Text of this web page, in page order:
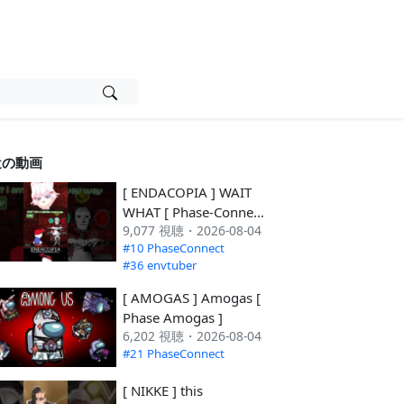
動画
[ ENDACOPIA ] WAIT
WHAT [ Phase-Connect
]
9,077 視聴・2026-08-04
#10 PhaseConnect
#36 envtuber
[ AMOGAS ] Amogas [
Phase Amogas ]
6,202 視聴・2026-08-04
#21 PhaseConnect
[ NIKKE ] this